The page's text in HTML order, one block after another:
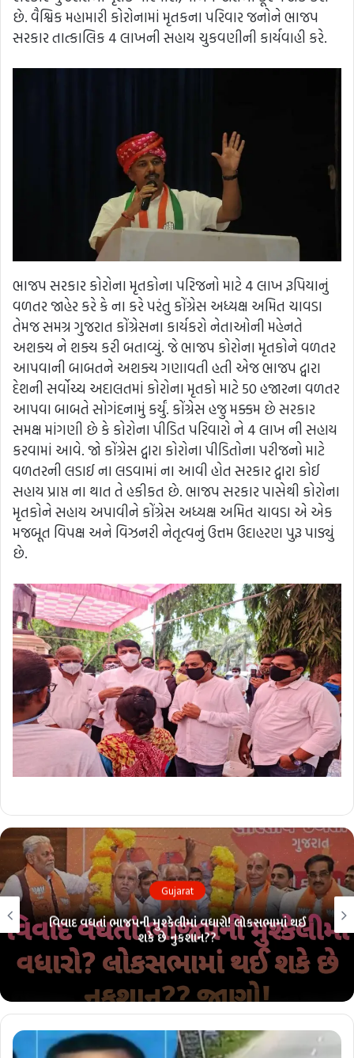
છે. વૈશ્વિક મહામારી કોરોનામાં મૃતકના પરિવાર જનોને ભાજપ
સરકાર તાત્કાલિક 4 લાખની સહાય ચુકવણીની કાર્યવાહી કરે.
ભાજપ સરકાર કોરોના મૃતકોના પરિજનો માટે 4 લાખ રૂપિયાનું
વળતર જાહેર કરે કે ના કરે પરંતુ કોંગ્રેસ અધ્યક્ષ અમિત ચાવડા
તેમજ સમગ્ર ગુજરાત કોંગ્રેસના કાર્યકરો નેતાઓની મહેનતે
અશક્ય ને શક્ય કરી બતાવ્યું. જે ભાજપ કોરોના મૃતકોને વળતર
આપવાની બાબતને અશક્ય ગણાવતી હતી એજ ભાજપ દ્વારા
દેશની સર્વોચ્ચ અદાલતમાં કોરોના મૃતકો માટે 50 હજારના વળતર
આપવા બાબતે સોગંદનામું કર્યું. કોંગ્રેસ હજુ મક્કમ છે સરકાર
સમક્ષ માંગણી છે કે કોરોના પીડિત પરિવારો ને 4 લાખ ની સહાય
કરવામાં આવે. જો કોંગ્રેસ દ્વારા કોરોના પીડિતોના પરીજનો માટે
વળતરની લડાઈ ના લડવામાં ના આવી હોત સરકાર દ્વારા કોઈ
સહાય પ્રાપ્ત ના થાત તે હકીકત છે. ભાજપ સરકાર પાસેથી કોરોના
મૃતકોને સહાય અપાવીને કોંગ્રેસ અધ્યક્ષ અમિત ચાવડા એ એક
મજબૂત વિપક્ષ અને વિઝનરી નેતૃત્વનું ઉત્તમ ઉદાહરણ પુરૂ પાડ્યું
છે.
Gujarat
વિવાદ વધતાં ભાજપની મુશ્કેલીમાં વધારો! લોકસભામાં થઈ
શકે છે નુકશાન??